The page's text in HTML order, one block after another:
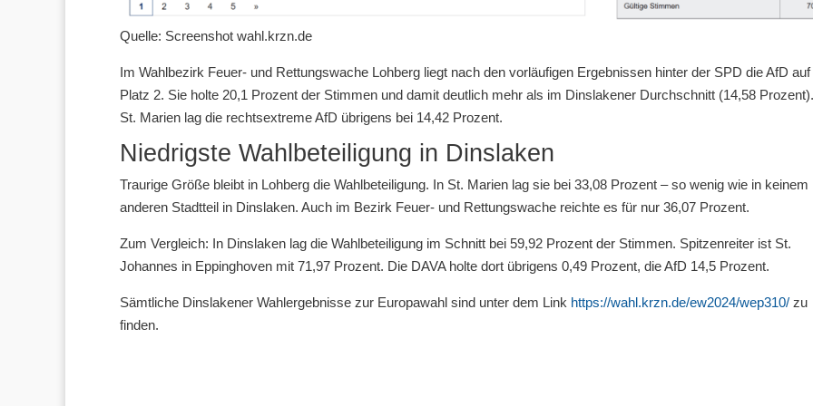
Quelle: Screenshot wahl.krzn.de
Im Wahlbezirk Feuer- und Rettungswache Lohberg liegt nach den vorläufigen Ergebnissen hinter der SPD die AfD auf
Platz 2. Sie holte 20,1 Prozent der Stimmen und damit deutlich mehr als im Dinslakener Durchschnitt (14,58
St. Marien lag die rechtsextreme AfD übrigens bei 14,42 Prozent.
Niedrigste Wahlbeteiligung in Dinslaken
Traurige Größe bleibt in Lohberg die Wahlbeteiligung. In St. Marien lag sie bei 33,08 Prozent – so wenig wie in keinem
anderen Stadtteil in Dinslaken. Auch im Bezirk Feuer- und Rettungswache reichte es für nur 36,07 Prozent.
Zum Vergleich: In Dinslaken lag die Wahlbeteiligung im Schnitt bei 59,92 Prozent der Stimmen. Spitzenreiter ist St.
Johannes in Eppinghoven mit 71,97 Prozent. Die DAVA holte dort übrigens 0,49 Prozent, die AfD 14,5 Prozent.
Sämtliche Dinslakener Wahlergebnisse zur Europawahl sind unter dem Link https://wahl.krzn.de/ew2024/wep310/ zu
finden.